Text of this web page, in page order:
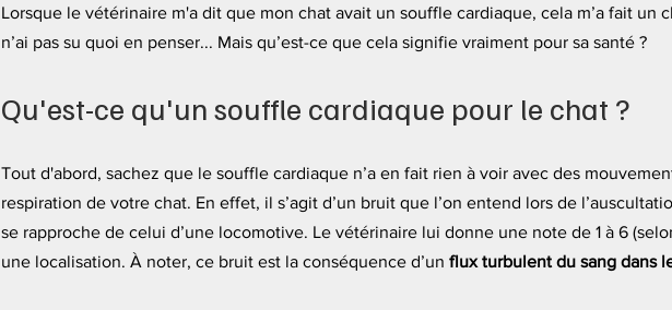
Lorsque le vétérinaire m'a dit que mon chat avait un souffle cardiaque, cela m’a fait un
n’ai pas su quoi en penser... Mais qu’est-ce que cela signifie vraiment pour sa santé ?
Qu'est-ce qu'un souffle cardiaque pour le chat ?
Tout d'abord, sachez que le souffle cardiaque n’a en fait rien à voir avec des
respiration de votre chat. En effet, il s’agit d’un bruit que l’on entend lors de
se rapproche de celui d’une locomotive. Le vétérinaire lui donne une note de 1 à 6
une localisation. À noter, ce bruit est la conséquence d’un flux turbulent du sang dans